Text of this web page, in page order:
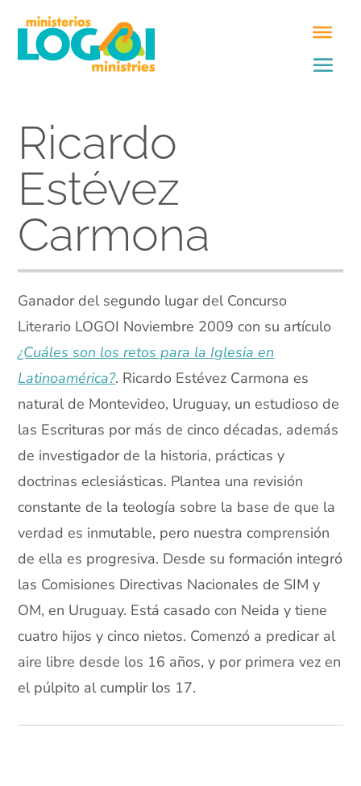
Ricardo
Estévez
Carmona
Ganador del segundo lugar del Concurso
Literario LOGOI Noviembre 2009 con su artículo
¿Cuáles son los retos para la Iglesia en
Latinoamérica?. Ricardo Estévez Carmona es
natural de Montevideo, Uruguay, un estudioso de
las Escrituras por más de cinco décadas, además
de investigador de la historia, prácticas y
doctrinas eclesiásticas. Plantea una revisión
constante de la teología sobre la base de que la
verdad es inmutable, pero nuestra comprensión
de ella es progresiva. Desde su formación integró
las Comisiones Directivas Nacionales de SIM y
OM, en Uruguay. Está casado con Neida y tiene
cuatro hijos y cinco nietos. Comenzó a predicar al
aire libre desde los 16 años, y por primera vez en
el púlpito al cumplir los 17.